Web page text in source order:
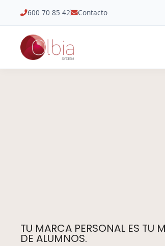
600 70 85 42 Contacto
TU MARCA PERSONAL ES TU
DE ALUMNOS.